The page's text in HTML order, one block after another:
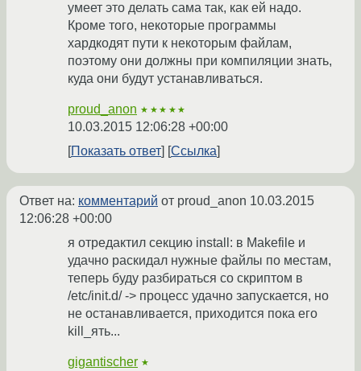
умеет это делать сама так, как ей надо.
Кроме того, некоторые программы
хардкодят пути к некоторым файлам,
поэтому они должны при компиляции знать,
куда они будут устанавливаться.
proud_anon ★★★★★
10.03.2015 12:06:28 +00:00
Показать ответ
Ссылка
Ответ на: комментарий от proud_anon 10.03.2015
12:06:28 +00:00
я отредактил секцию install: в Makefile и
удачно раскидал нужные файлы по местам,
теперь буду разбираться со скриптом в
/etc/init.d/ -> процесс удачно запускается, но
не останавливается, приходится пока его
kill_ять...
gigantischer ★